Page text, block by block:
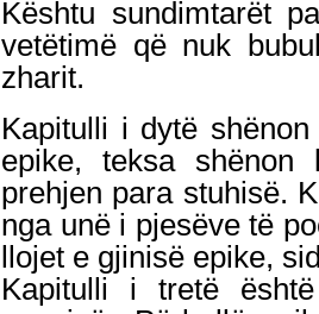
Kështu sundimtarët
vetëtimë që nuk
zharit.
Kapitulli i dytë
epike, teksa shënon
prehjen para stuhisë.
nga unë i pjesëve të
llojet e gjinisë epike,
Kapitulli i tretë